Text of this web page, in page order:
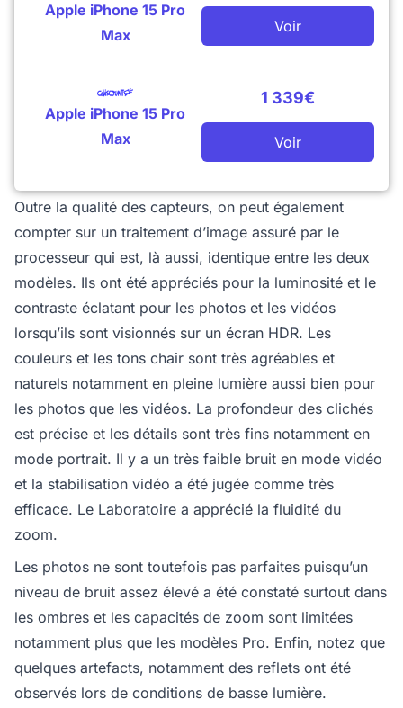
Apple iPhone 15 Pro
Max
Voir
Apple iPhone 15 Pro
Max
1 339€
Voir
Outre la qualité des capteurs, on peut également
compter sur un traitement d’image assuré par le
processeur qui est, là aussi, identique entre les deux
modèles. Ils ont été appréciés pour la luminosité et le
contraste éclatant pour les photos et les vidéos
lorsqu’ils sont visionnés sur un écran HDR. Les
couleurs et les tons chair sont très agréables et
naturels notamment en pleine lumière aussi bien pour
les photos que les vidéos. La profondeur des clichés
est précise et les détails sont très fins notamment en
mode portrait. Il y a un très faible bruit en mode vidéo
et la stabilisation vidéo a été jugée comme très
efficace. Le Laboratoire a apprécié la fluidité du
zoom.
Les photos ne sont toutefois pas parfaites puisqu’un
niveau de bruit assez élevé a été constaté surtout dans
les ombres et les capacités de zoom sont limitées
notamment plus que les modèles Pro. Enfin, notez que
quelques artefacts, notamment des reflets ont été
observés lors de conditions de basse lumière.